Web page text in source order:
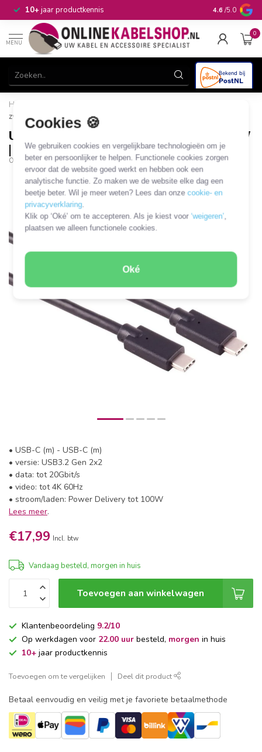
Cookies 🍪
We gebruiken cookies en vergelijkbare technologieën om je
beter en persoonlijker te helpen. Functionele cookies zorgen
ervoor dat de website goed werkt en hebben ook een
analytische functie. Zo maken we de website elke dag een
beetje beter. Wil je meer weten? Lees dan onzecookie- en
privacyverklaring.
Klik op ‘Oké’ om te accepteren. Als je kiest voor ‘weigeren’,
plaatsen we alleen functionele cookies.
Oké
10+jaar productkennis 4.6 /5.0
MENU
0
Home
zwart | 1,5 meter
USB-C kabel | USB3.2 20 Gbps | PD 100W
| 4K 60Hz | zwart | 1,5 meter
OKS-94165
• USB-C (m) - USB-C (m)
• versie: USB3.2 Gen 2x2
• data: tot 20Gbit/s
• video: tot 4K 60Hz
• stroom/laden: Power Delivery tot 100W
Lees meer.
€17,99 Incl. btw
Vandaag besteld, morgen in huis
Toevoegen aan winkelwagen
Klantenbeoordeling 9.2/10
Op werkdagen voor 22.00 uur besteld, morgen in huis
10+ jaar productkennis
Toevoegen om te vergelijken Deel dit product
Betaal eenvoudig en veilig met je favoriete betaalmethode